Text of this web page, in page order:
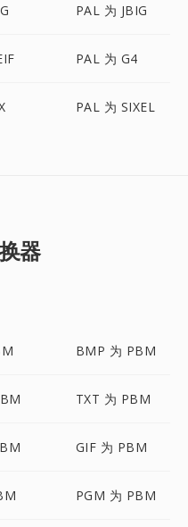
PAL 为 JBIG
PAL 为 G4
PAL 为 SIXEL
器
BMP 为 PBM
TXT 为 PBM
GIF 为 PBM
PGM 为 PBM